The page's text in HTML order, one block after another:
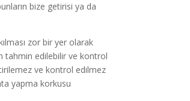
bize getirisi ya da
zor bir yer olarak
tahmin edilebilir ve kontrol
ve kontrol edilmez
yapma korkusu